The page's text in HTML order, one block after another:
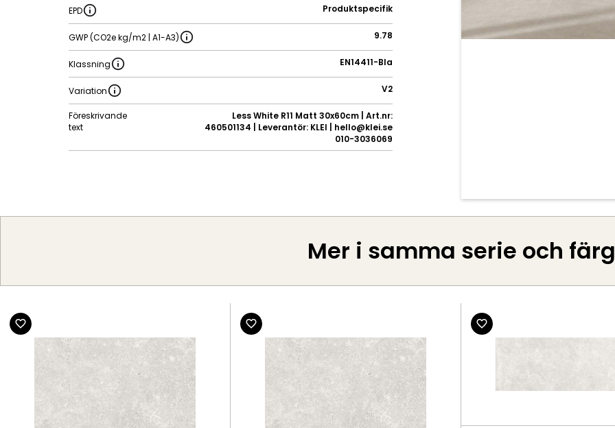
EPD Produktspecifik
GWP (CO2e kg/m2 | A1-A3) 9.78
Klassning EN14411-BIa
Variation V2
Föreskrivande
text
Less White R11 Matt 30x60cm | Art.nr:
460501134 | Leverantör: KLEI | hello@klei.se
010-3036069
Mer i samma serie och färg